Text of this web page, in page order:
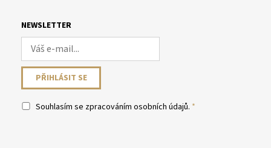
NEWSLETTER
Souhlasím se zpracováním osobních údajů.